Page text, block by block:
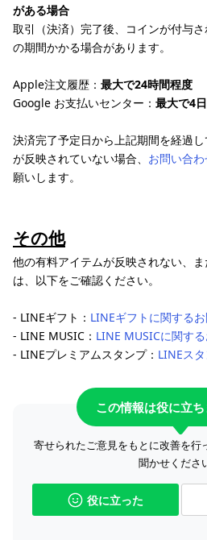
がある場合
取引（決済）完了後、コインが付与
の期間かかる場合があります。
Apple注文履歴： 最大で24時間程度
Google お支払いセンター： 最大で4
決済完了予定日から上記期間を経過
が反映されていない場合、 お問い合
願いします。
その他
他の有料アイテムが反映されない、
は、以下をご確認ください。
- LINEギフト： LINEギフトに関する
- LINE MUSIC： LINE MUSICに関す
- LINEプレミアムスタンプ： LINEス
この情報は役に立
寄せられたご意見をもとに改善を行
聞かせくださ
役に立った